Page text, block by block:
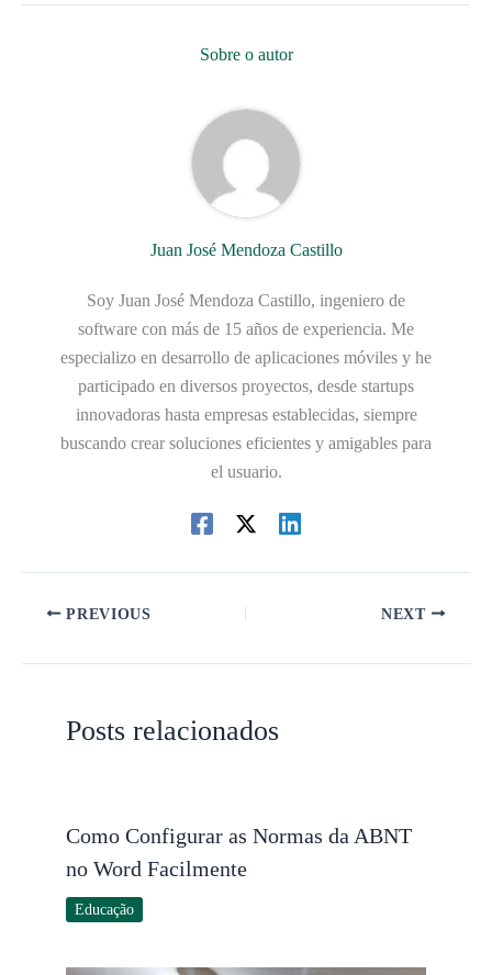
Sobre o autor
Juan José Mendoza Castillo
Soy Juan José Mendoza Castillo, ingeniero de
software con más de 15 años de experiencia. Me
especializo en desarrollo de aplicaciones móviles y he
participado en diversos proyectos, desde startups
innovadoras hasta empresas establecidas, siempre
buscando crear soluciones eficientes y amigables para
el usuario.
PREVIOUS NEXT
Posts relacionados
Como Configurar as Normas da ABNT
no Word Facilmente
Educação